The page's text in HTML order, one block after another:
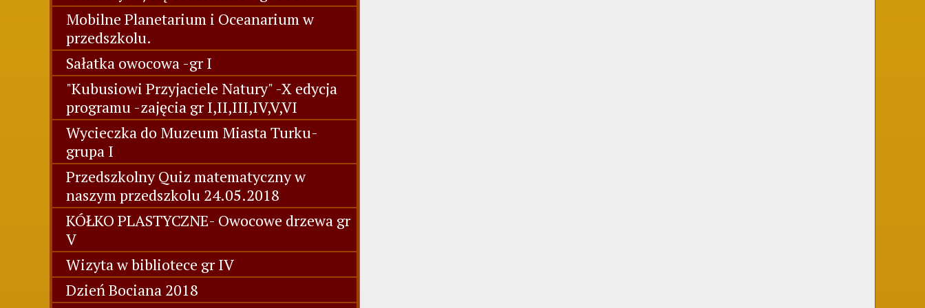
Mobilne Planetarium i Oceanarium w
przedszkolu.
Sałatka owocowa -gr I
"Kubusiowi Przyjaciele Natury" -X edycja
programu -zajęcia gr I,II,III,IV,V,VI
Wycieczka do Muzeum Miasta Turku-
grupa I
Przedszkolny Quiz matematyczny w
naszym przedszkolu 24.05.2018
KÓŁKO PLASTYCZNE- Owocowe drzewa gr
V
Wizyta w bibliotece gr IV
Dzień Bociana 2018